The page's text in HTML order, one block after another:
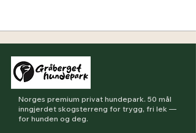
Norges premium privat hundepark. 50 mål
inngjerdet skogsterreng for trygg, fri lek —
for hunden og deg.